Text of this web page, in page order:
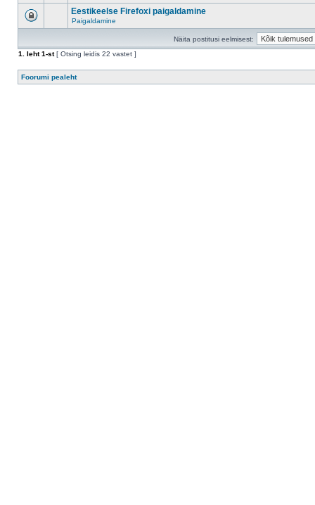
Eestikeelse Firefoxi paigaldamine
Paigaldamine
Näita postitusi eelmisest:
1
. leht1-st[ Otsing leidis 22 vastet ]
Foorumi pealeht